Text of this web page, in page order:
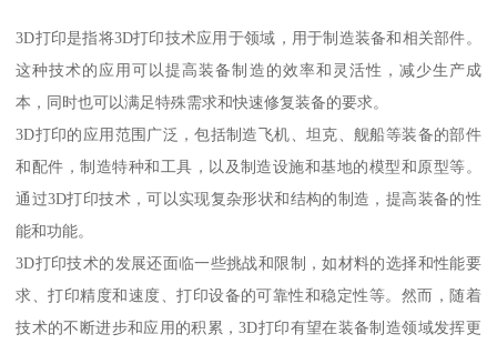
3D打印是指将3D打印技术应用于领域，用于制造装备和相关部件。
这种技术的应用可以提高装备制造的效率和灵活性，减少生产成
本，同时也可以满足特殊需求和快速修复装备的要求。
3D打印的应用范围广泛，包括制造飞机、坦克、舰船等装备的部件
和配件，制造特种和工具，以及制造设施和基地的模型和原型等。
通过3D打印技术，可以实现复杂形状和结构的制造，提高装备的性
能和功能。
3D打印技术的发展还面临一些挑战和限制，如材料的选择和性能要
求、打印精度和速度、打印设备的可靠性和稳定性等。然而，随着
技术的不断进步和应用的积累，3D打印有望在装备制造领域发挥更